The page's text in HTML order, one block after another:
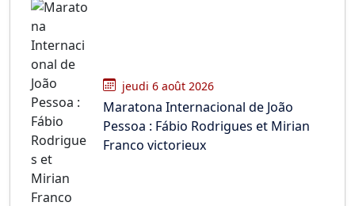
jeudi 6 août 2026
Maratona Internacional de João
Pessoa : Fábio Rodrigues et Mirian
Franco victorieux